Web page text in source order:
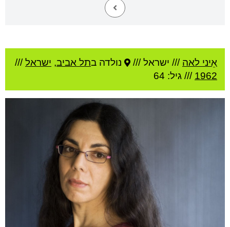
אֵיני לאה /// ישראל /// נולדה בתל אביב, ישראל///
1962 /// גיל: 64